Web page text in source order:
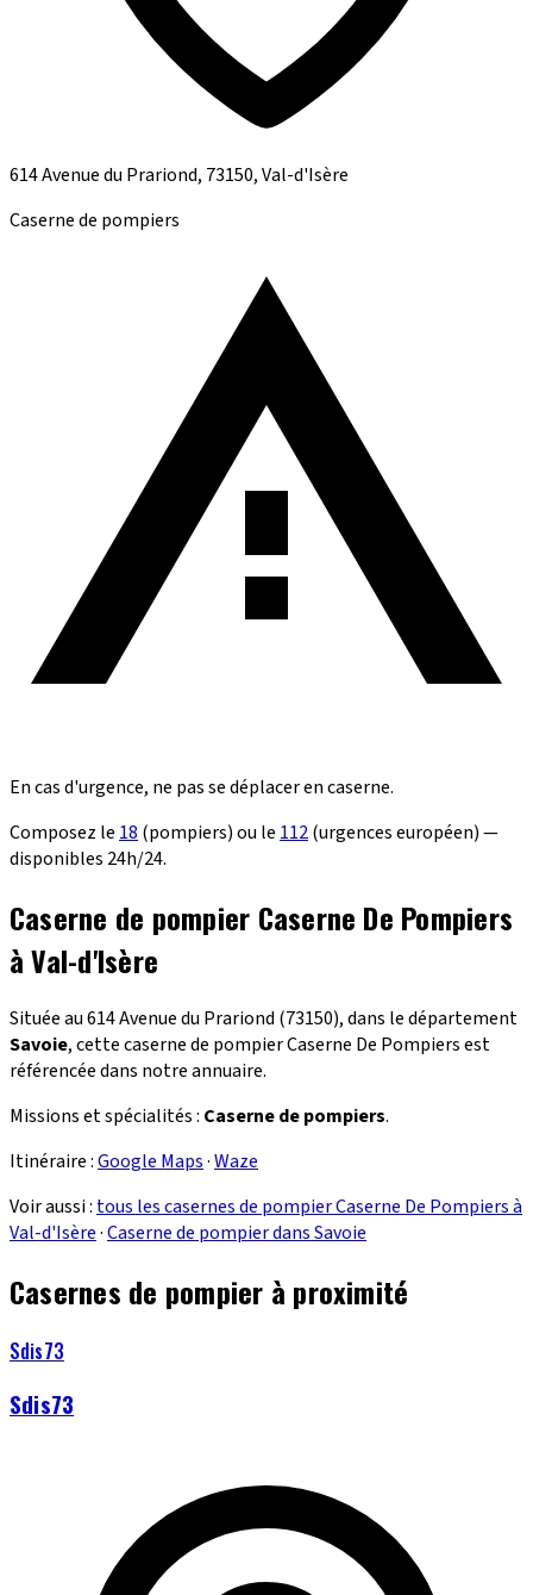
614 Avenue du Prariond, 73150, Val-d'Isère
Caserne de pompiers
En cas d'urgence, ne pas se déplacer en caserne.
Composez le 18 (pompiers) ou le 112(urgences européen) —
disponibles 24h/24.
Caserne de pompier Caserne De Pompiers
à Val-d'Isère
Située au 614 Avenue du Prariond (73150), dans le département
Savoie, cette caserne de pompier Caserne De Pompiers est
référencée dans notre annuaire.
Missions et spécialités : Caserne de pompiers.
Itinéraire :Google Maps·Waze
Voir aussi : tous les casernes de pompier Caserne De Pompiers à
Val-d'Isère·Caserne de pompier dans Savoie
Casernes de pompier à proximité
Sdis73
Sdis73